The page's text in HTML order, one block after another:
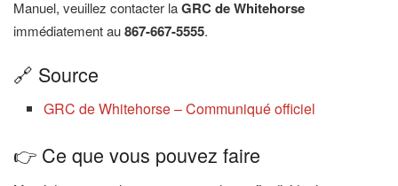
Manuel, veuillez contacter laGRC de Whitehorse
immédiatement au867-667-5555.
🔗 Source
GRC de Whitehorse – Communiqué officiel
👉 Ce que vous pouvez faire